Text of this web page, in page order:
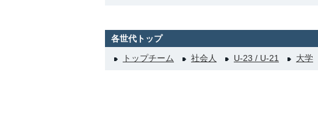
各世代トップ
トップチーム
社会人 U-23 / U-21 大学